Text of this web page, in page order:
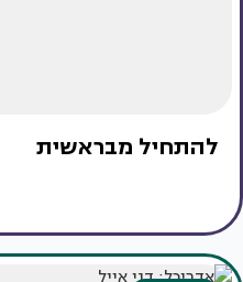
להתחיל מבראשית